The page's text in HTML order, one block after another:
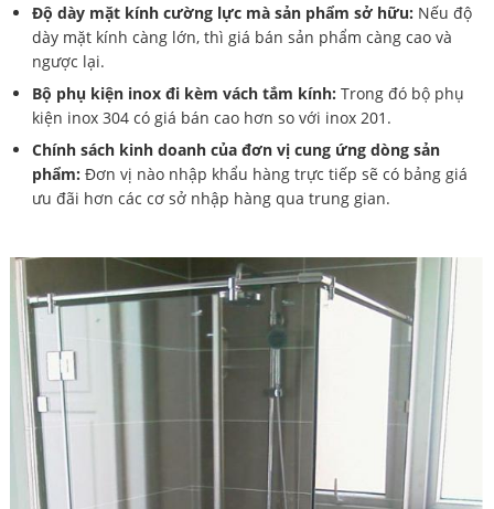
Độ dày mặt kính cường lực mà sản phẩm sở hữu: Nếu độ
dày mặt kính càng lớn, thì giá bán sản phẩm càng cao và
ngược lại.
Bộ phụ kiện inox đi kèm vách tắm kính: Trong đó bộ phụ
kiện inox 304 có giá bán cao hơn so với inox 201.
Chính sách kinh doanh của đơn vị cung ứng dòng sản
phẩm: Đơn vị nào nhập khẩu hàng trực tiếp sẽ có bảng giá
ưu đãi hơn các cơ sở nhập hàng qua trung gian.